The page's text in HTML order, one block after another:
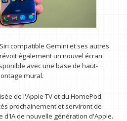
compatible Gemini et ses autres
également un nouvel écran
avec une base de haut-
mural.
de l'Apple TV et du HomePod
prochainement et serviront de
d'IA de nouvelle génération d'Apple.